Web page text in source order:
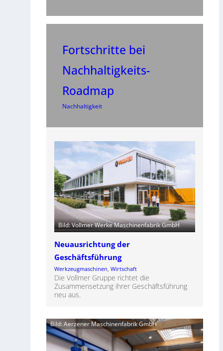
Fortschritte bei
Nachhaltigkeits-
Roadmap
Nachhaltigkeit
Bild: Vollmer Werke Maschinenfabrik GmbH
Neuausrichtung der
Geschäftsführung
Werkzeugmaschinen , Wirtschaft
Die Vollmer Gruppe richtet die
Zusammensetzung ihrer Geschäftsführung
neu aus.
Bild: Aerzener Maschinenfabrik GmbH